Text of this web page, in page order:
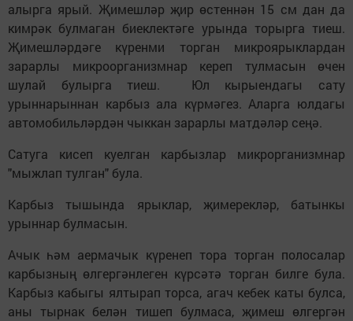
алырга ярый. Җимешләр җир өстеннән 15 см дан да
кимрәк булмаган биеклектәге урында торырга тиеш.
Җимешләрдәге күренми торган микроярыклардан
зарарлы микроорганизмнар кереп тулмасын өчен
шулай булырга тиеш. Юл кырыендагы сату
урыннарыннан карбыз ала күрмәгез. Аларга юлдагы
автомобильләрдән чыккан зарарлы матдәләр сеңә.
Сатуга кисеп куелган карбызлар микрорганизмнар
"мыжлап тулган" була.
Карбыз тышында ярыклар, җимерекләр, батынкы
урыннар булмасын.
Ачык һәм аермачык күренеп тора торган полосалар
карбызның өлгергәнлеген күрсәтә торган билге була.
Карбыз кабыгы ялтырап торса, агач кебек каты булса,
аны тырнак белән тишеп булмаса, җимеш өлгергән